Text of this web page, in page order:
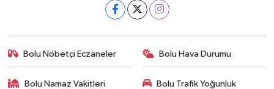
Bolu Nöbetçi Eczaneler Bolu Hava Durumu
Bolu Namaz Vakitleri
Bolu Trafik Yoğunluk